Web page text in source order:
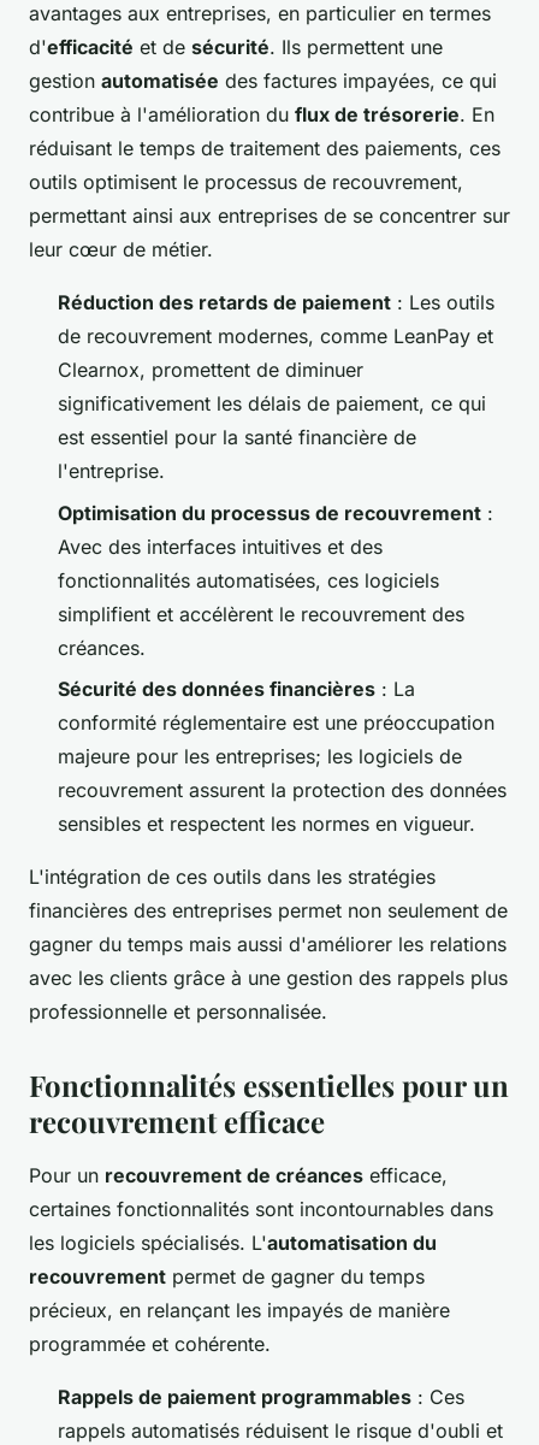
avantages aux entreprises, en particulier en termes
d'efficacité et de sécurité. Ils permettent une
gestion automatisée des factures impayées, ce qui
contribue à l'amélioration du flux de trésorerie. En
réduisant le temps de traitement des paiements, ces
outils optimisent le processus de recouvrement,
permettant ainsi aux entreprises de se concentrer sur
leur cœur de métier.
Réduction des retards de paiement : Les outils
de recouvrement modernes, comme LeanPay et
Clearnox, promettent de diminuer
significativement les délais de paiement, ce qui
est essentiel pour la santé financière de
l'entreprise.
Optimisation du processus de recouvrement :
Avec des interfaces intuitives et des
fonctionnalités automatisées, ces logiciels
simplifient et accélèrent le recouvrement des
créances.
Sécurité des données financières : La
conformité réglementaire est une préoccupation
majeure pour les entreprises; les logiciels de
recouvrement assurent la protection des données
sensibles et respectent les normes en vigueur.
L'intégration de ces outils dans les stratégies
financières des entreprises permet non seulement de
gagner du temps mais aussi d'améliorer les relations
avec les clients grâce à une gestion des rappels plus
professionnelle et personnalisée.
Fonctionnalités essentielles pour un
recouvrement efficace
Pour un recouvrement de créances efficace,
certaines fonctionnalités sont incontournables dans
les logiciels spécialisés. L'automatisation du
recouvrement permet de gagner du temps
précieux, en relançant les impayés de manière
programmée et cohérente.
Rappels de paiement programmables : Ces
rappels automatisés réduisent le risque d'oubli et